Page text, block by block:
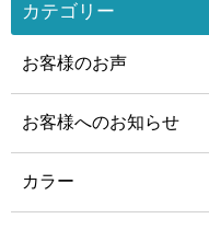
カテゴリー
お客様のお声
お客様へのお知らせ
カラー